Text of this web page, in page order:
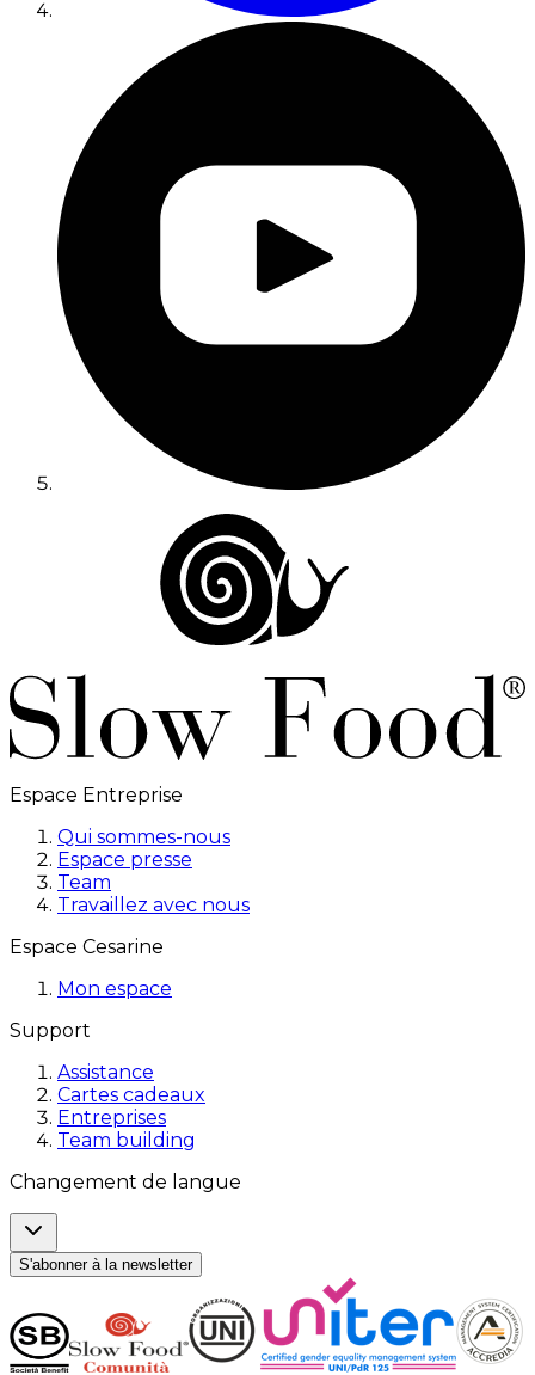
Espace Entreprise
Qui sommes-nous
Espace presse
Team
Travaillez avec nous
Espace Cesarine
Mon espace
Support
Assistance
Cartes cadeaux
Entreprises
Team building
Changement de langue
S'abonner à la newsletter